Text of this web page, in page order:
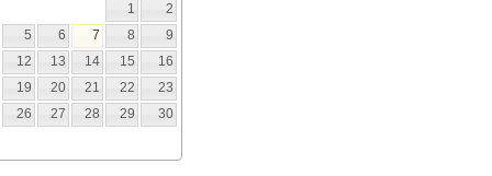
1
2
5 6 7 8
9
12 13 14 15
16
19 20 21 22
23
26 27 28 29
30